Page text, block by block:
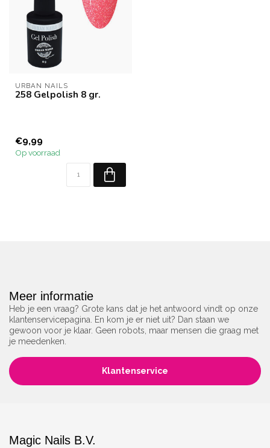
URBAN NAILS
258 Gelpolish 8 gr.
€9,99
Op voorraad
Meer informatie
Heb je een vraag? Grote kans dat je het antwoord vindt op onze
klantenservicepagina. En kom je er niet uit? Dan staan we
gewoon voor je klaar. Geen robots, maar mensen die graag met
je meedenken.
Klantenservice
Magic Nails B.V.